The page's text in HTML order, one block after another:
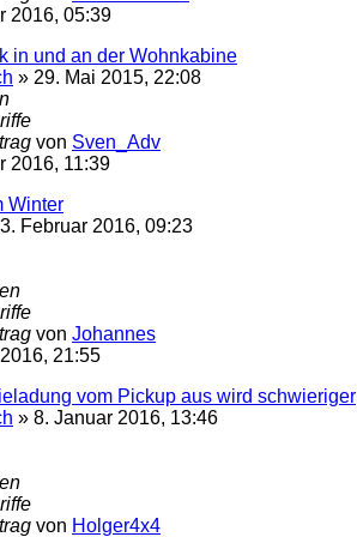
2016, 05:39
in und an der Wohnkabine
» 29. Mai 2015, 22:08
von Sven_Adv
2016, 11:39
Winter
3. Februar 2016, 09:23
von Johannes
21:55
vom Pickup aus wird schwieriger
» 8. Januar 2016, 13:46
von Holger4x4